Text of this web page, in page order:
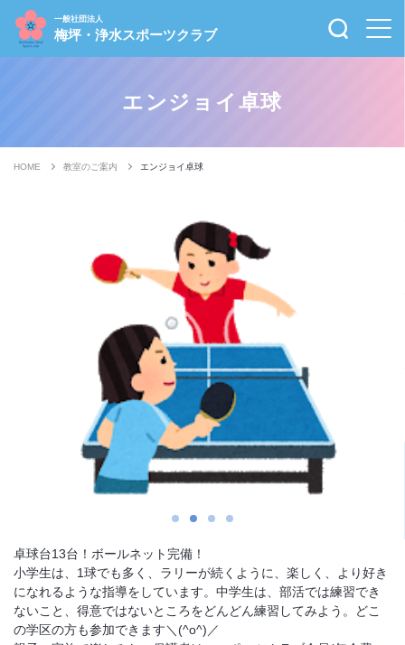
一般社団法人
梅坪・浄水スポーツクラブ
エンジョイ卓球
HOME 教室のご案内 エンジョイ卓球
1 2 3 4
卓球台13台！ボールネット完備！
小学生は、1球でも多く、ラリーが続くように、楽しく、より好き
になれるような指導をしています。中学生は、部活では練習でき
ないこと、得意ではないところをどんどん練習してみよう。どこ
の学区の方も参加できます＼(^o^)／